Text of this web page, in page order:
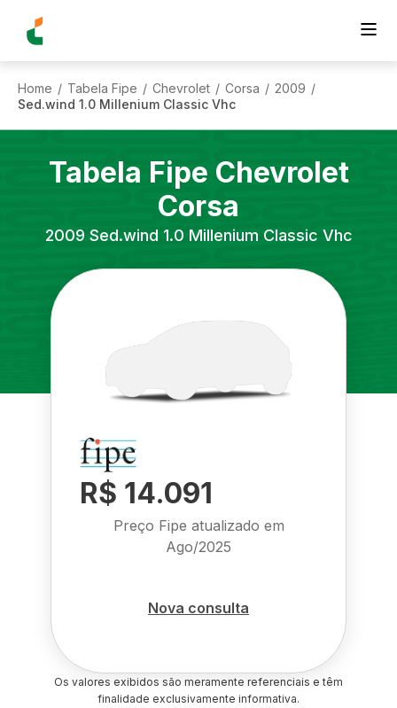
Home / Tabela Fipe / Chevrolet / Corsa / 2009 /
Sed.wind 1.0 Millenium Classic Vhc
Tabela Fipe Chevrolet
Corsa
2009 Sed.wind 1.0 Millenium Classic Vhc
R$ 14.091
Preço Fipe atualizado em
Ago/2025
Nova consulta
Os valores exibidos são meramente referenciais e têm
finalidade exclusivamente informativa.